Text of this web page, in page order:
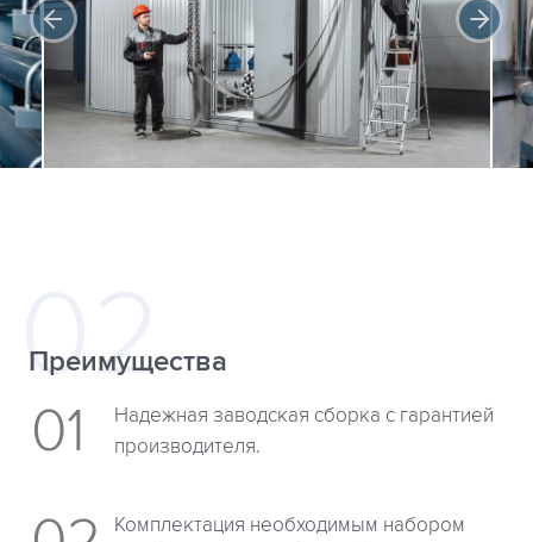
Преимущества
Надежная заводская сборка с гарантией
производителя.
Комплектация необходимым набором